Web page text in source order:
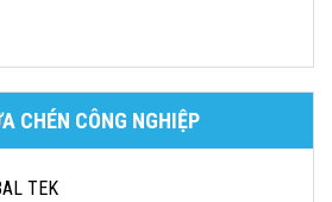
CHÉN CÔNG NGHIỆP
TEK